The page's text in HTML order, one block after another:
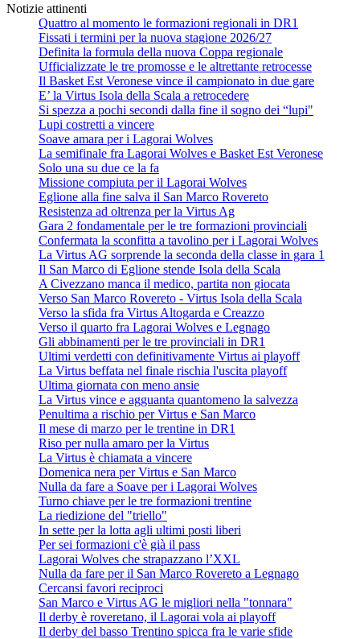
Notizie attinenti
Quattro al momento le formazioni regionali in DR1
Fissati i termini per la nuova stagione 2026/27
Definita la formula della nuova Coppa regionale
Ufficializzate le tre promosse e le altrettante retrocesse
Il Basket Est Veronese vince il campionato in due gare
E’ la Virtus Isola della Scala a retrocedere
Si spezza a pochi secondi dalla fine il sogno dei “lupi"
Lupi costretti a vincere
Soave amara per i Lagorai Wolves
La semifinale fra Lagorai Wolves e Basket Est Veronese
Solo una su due ce la fa
Missione compiuta per il Lagorai Wolves
Eglione alla fine salva il San Marco Rovereto
Resistenza ad oltrenza per la Virtus Ag
Gara 2 fondamentale per le tre formazioni provinciali
Confermata la sconfitta a tavolino per i Lagorai Wolves
La Virtus AG sorprende la seconda della classe in gara 1
Il San Marco di Eglione stende Isola della Scala
A Civezzano manca il medico, partita non giocata
Verso San Marco Rovereto - Virtus Isola della Scala
Verso la sfida fra Virtus Altogarda e Creazzo
Verso il quarto fra Lagorai Wolves e Legnago
Gli abbinamenti per le tre provinciali in DR1
Ultimi verdetti con definitivamente Virtus ai playoff
La Virtus beffata nel finale rischia l'uscita playoff
Ultima giornata con meno ansie
La Virtus vince e agguanta quantomeno la salvezza
Penultima a rischio per Virtus e San Marco
Il mese di marzo per le trentine in DR1
Riso per nulla amaro per la Virtus
La Virtus è chiamata a vincere
Domenica nera per Virtus e San Marco
Nulla da fare a Soave per i Lagorai Wolves
Turno chiave per le tre formazioni trentine
La riedizione del "triello"
In sette per la lotta agli ultimi posti liberi
Per sei formazioni c'è già il pass
Lagorai Wolves che strapazzano l’XXL
Nulla da fare per il San Marco Rovereto a Legnago
Cercansi favori reciproci
San Marco e Virtus AG le migliori nella "tonnara"
Il derby è roveretano, il Lagorai vola ai playoff
Il derby del basso Trentino spicca fra le varie sfide